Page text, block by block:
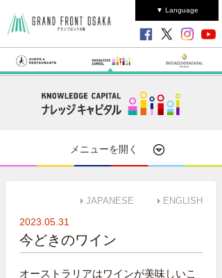
▼ Language
メニューを開く
JAPANESE ENGLISH
2023.05.31
今どきのワイン
オーストラリアはワインが美味しいこ